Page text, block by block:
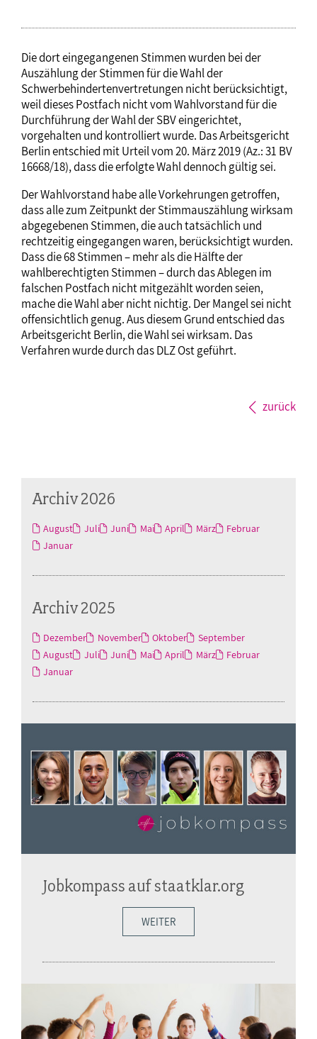
Die dort eingegangenen Stimmen wurden bei der
Auszählung der Stimmen für die Wahl der
Schwerbehindertenvertretungen nicht berücksichtigt,
weil dieses Postfach nicht vom Wahlvorstand für die
Durchführung der Wahl der SBV eingerichtet,
vorgehalten und kontrolliert wurde. Das Arbeitsgericht
Berlin entschied mit Urteil vom 20. März 2019 (Az.: 31 BV
16668/18), dass die erfolgte Wahl dennoch gültig sei.
Der Wahlvorstand habe alle Vorkehrungen getroffen,
dass alle zum Zeitpunkt der Stimmauszählung wirksam
abgegebenen Stimmen, die auch tatsächlich und
rechtzeitig eingegangen waren, berücksichtigt wurden.
Dass die 68 Stimmen – mehr als die Hälfte der
wahlberechtigten Stimmen – durch das Ablegen im
falschen Postfach nicht mitgezählt worden seien,
mache die Wahl aber nicht nichtig. Der Mangel sei nicht
offensichtlich genug. Aus diesem Grund entschied das
Arbeitsgericht Berlin, die Wahl sei wirksam. Das
Verfahren wurde durch das DLZ Ost geführt.
zurück
Archiv 2026
August Juli Juni Mai April März
Februar
Januar
Archiv 2025
Dezember November Oktober
September
August
Juli Juni Mai April März
Februar
Januar
Jobkompass auf staatklar.org
WEITER